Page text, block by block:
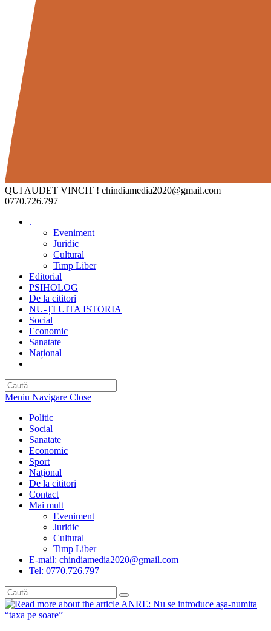
QUI AUDET VINCIT ! chindiamedia2020@gmail.com
0770.726.797
.
Eveniment
Juridic
Cultural
Timp Liber
Editorial
PSIHOLOG
De la cititori
NU-ȚI UITA ISTORIA
Social
Economic
Sanatate
Național
Meniu Navigare Close
Politic
Social
Sanatate
Economic
Sport
Național
De la cititori
Contact
Mai mult
Eveniment
Juridic
Cultural
Timp Liber
E-mail: chindiamedia2020@gmail.com
Tel: 0770.726.797